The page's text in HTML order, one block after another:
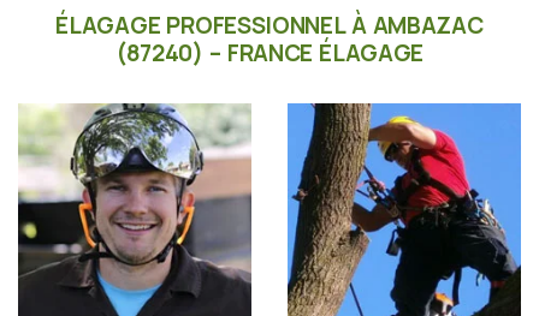
ÉLAGAGE PROFESSIONNEL À AMBAZAC
(87240) – FRANCE ÉLAGAGE